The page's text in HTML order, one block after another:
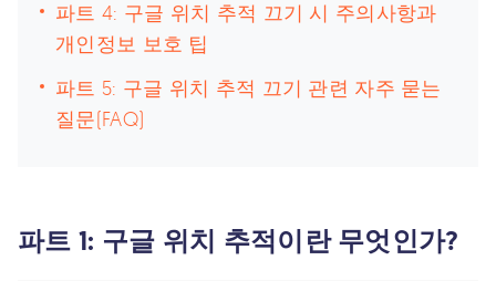
파트 4: 구글 위치 추적 끄기 시 주의사항과
개인정보 보호 팁
파트 5: 구글 위치 추적 끄기 관련 자주 묻는
질문(FAQ)
파트 1: 구글 위치 추적이란 무엇인가?